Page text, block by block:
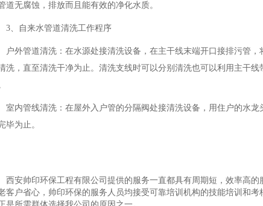
道无腐蚀，排放而且能有效的净化水质。
3、自来水管道清洗工作程序
户外管道清洗：在水源处接清洗设备，在主干线末端开口接排污管
洗，直至清洗干净为止。清洗支线时可以分别清洗也可以利用主干
室内管线清洗：在屋外入户管的分隔阀处接清洗设备，用住户的水
毕为止。
西安帅印环保工程有限公司提供的服务一直都具有周期短，效率高
客户省心，帅印环保的服务人员均接受可靠培训机构的技能培训和